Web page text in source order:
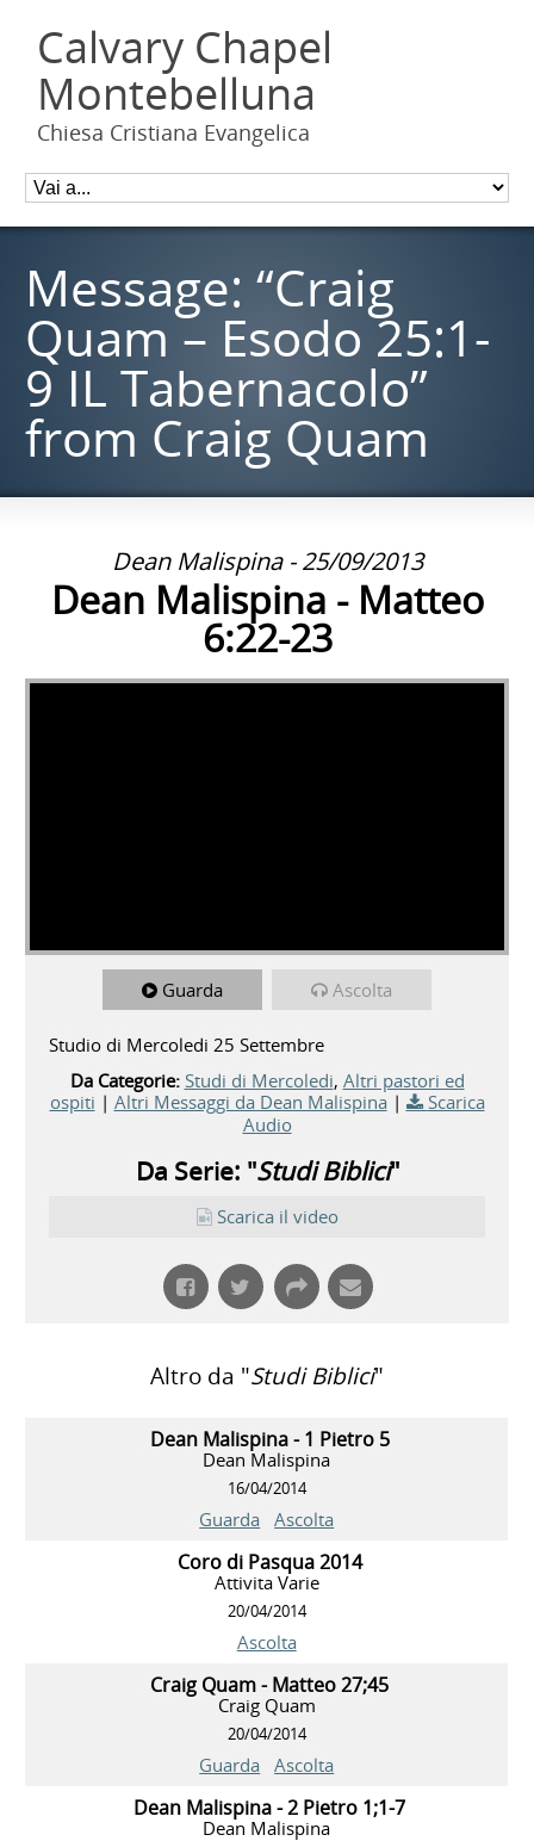
Calvary Chapel
Montebelluna
Chiesa Cristiana Evangelica
Message: “Craig
Quam – Esodo 25:1-
9 IL Tabernacolo”
from Craig Quam
Dean Malispina - 25/09/2013
Dean Malispina - Matteo
6:22-23
Guarda Ascolta
Studio di Mercoledi 25 Settembre
Da Categorie: Studi di Mercoledi, Altri pastori ed
ospiti | Altri Messaggi da Dean Malispina |
Scarica
Audio
Da Serie: "Studi Biblici"
Scarica il video
Altro da "Studi Biblici"
Dean Malispina - 1 Pietro 5
Dean Malispina
16/04/2014
Guarda Ascolta
Coro di Pasqua 2014
Attivita Varie
20/04/2014
Ascolta
Craig Quam - Matteo 27;45
Craig Quam
20/04/2014
Guarda Ascolta
Dean Malispina - 2 Pietro 1;1-7
Dean Malispina